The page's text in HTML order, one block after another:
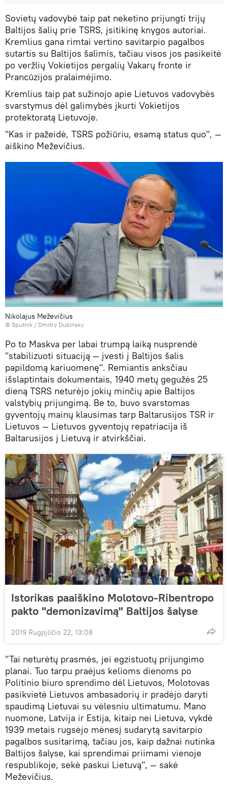
Sovietų vadovybė taip pat neketino prijungti trijų
Baltijos šalių prie TSRS, įsitikinę knygos autoriai.
Kremlius gana rimtai vertino savitarpio pagalbos
sutartis su Baltijos šalimis, tačiau visos jos pasikeitė
po veržlių Vokietijos pergalių Vakarų fronte ir
Prancūzijos pralaimėjimo.
Kremlius taip pat sužinojo apie Lietuvos vadovybės
svarstymus dėl galimybės įkurti Vokietijos
protektoratą Lietuvoje.
"Kas ir pažeidė, TSRS požiūriu, esamą status quo", —
aiškino Meževičius.
Nikolajus Meževičius
© Sputnik / Dmitry Dubinsky
Po to Maskva per labai trumpą laiką nusprendė
"stabilizuoti situaciją — įvesti į Baltijos šalis
papildomą kariuomenę". Remiantis anksčiau
išslaptintais dokumentais, 1940 metų gegužės 25
dieną TSRS neturėjo jokių minčių apie Baltijos
valstybių prijungimą. Be to, buvo svarstomas
gyventojų mainų klausimas tarp Baltarusijos TSR ir
Lietuvos — Lietuvos gyventojų repatriacija iš
Baltarusijos į Lietuvą ir atvirkščiai.
Istorikas paaiškino Molotovo-Ribentropo
pakto "demonizavimą" Baltijos šalyse
2019 Rugpjūčio 22, 13:08
"Tai neturėtų prasmės, jei egzistuotų prijungimo
planai. Tuo tarpu praėjus kelioms dienoms po
Politinio biuro sprendimo dėl Lietuvos, Molotovas
pasikvietė Lietuvos ambasadorių ir pradėjo daryti
spaudimą Lietuvai su vėlesniu ultimatumu. Mano
nuomone, Latvija ir Estija, kitaip nei Lietuva, vykdė
1939 metais rugsėjo mėnesį sudarytą savitarpio
pagalbos susitarimą, tačiau jos, kaip dažnai nutinka
Baltijos šalyse, kai sprendimai priimami vienoje
respublikoje, sekė paskui Lietuvą", — sakė
Meževičius.